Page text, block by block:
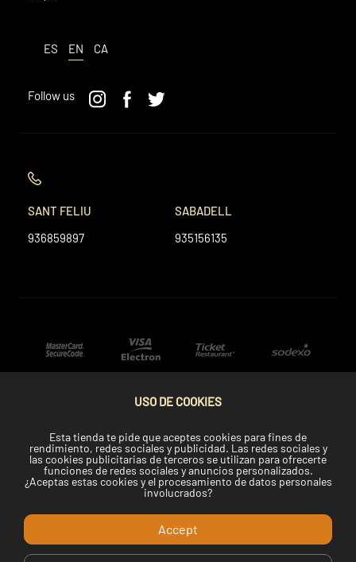
ES EN CA
Follow us
SANT FELIU
936859897
SABADELL
935156135
Copyright © 2022 Telemaki.com.
USO DE COOKIES
Esta tienda te pide que aceptes cookies para fines de
rendimiento, redes sociales y publicidad. Las redes sociales y
las cookies publicitarias de terceros se utilizan para ofrecerte
funciones de redes sociales y anuncios personalizados.
¿Aceptas estas cookies y el procesamiento de datos personales
involucrados?
Accept